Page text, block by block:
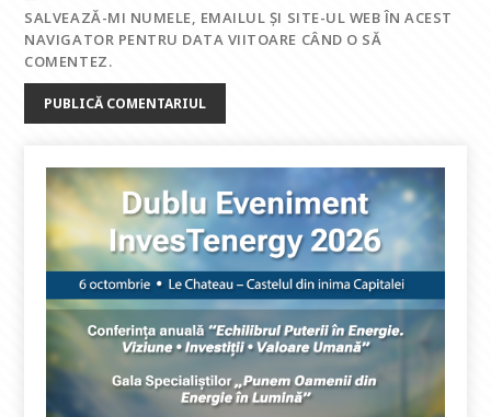
SALVEAZĂ-MI NUMELE, EMAILUL ȘI SITE-UL WEB ÎN ACEST
NAVIGATOR PENTRU DATA VIITOARE CÂND O SĂ
COMENTEZ.